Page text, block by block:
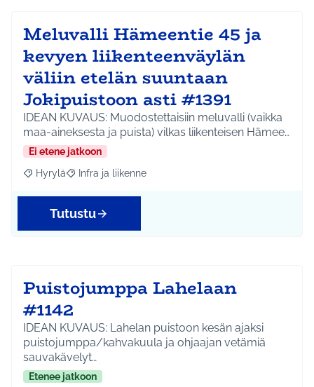
Meluvalli Hämeentie 45 ja
kevyen liikenteenväylän
väliin etelän suuntaan
Jokipuistoon asti #1391
IDEAN KUVAUS: Muodostettaisiin meluvalli (vaikka
maa-aineksesta ja puista) vilkas liikenteisen Hämee…
Ei etene jatkoon
Rajaa tulokset aihepiirin mukaan: Hyrylä
Hyrylä Rajaa tulokset teeman mukaan: Infra ja liikenne
Infra ja liikenne
Tutustu
Puistojumppa Lahelaan
#1142
IDEAN KUVAUS: Lahelan puistoon kesän ajaksi
puistojumppa/kahvakuula ja ohjaajan vetämiä
sauvakävelyt…
Etenee jatkoon